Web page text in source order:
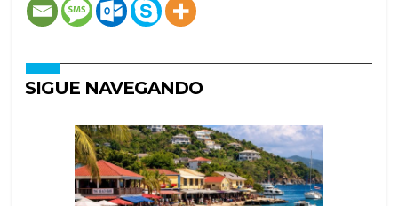
SIGUE NAVEGANDO